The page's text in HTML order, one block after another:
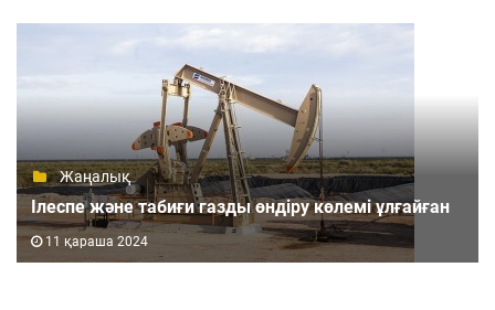
Жаңалық
Ілеспе және табиғи газды өндіру көлемі ұлғайған
11 қараша 2024